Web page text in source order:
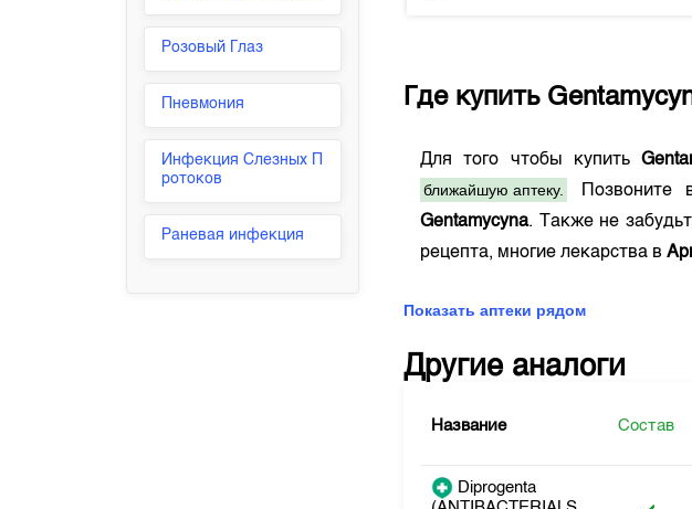
Розовый Глаз
Пневмония
Инфекция Слезных П
ротоков
Раневая инфекция
Где купить
Для того чтобы купить
ближайшую аптеку.
Позвоните
Gentamycyna. Также не
рецепта, многие лекарства в
Показать аптеки рядом
Другие аналоги
Название Состав
Diprogenta